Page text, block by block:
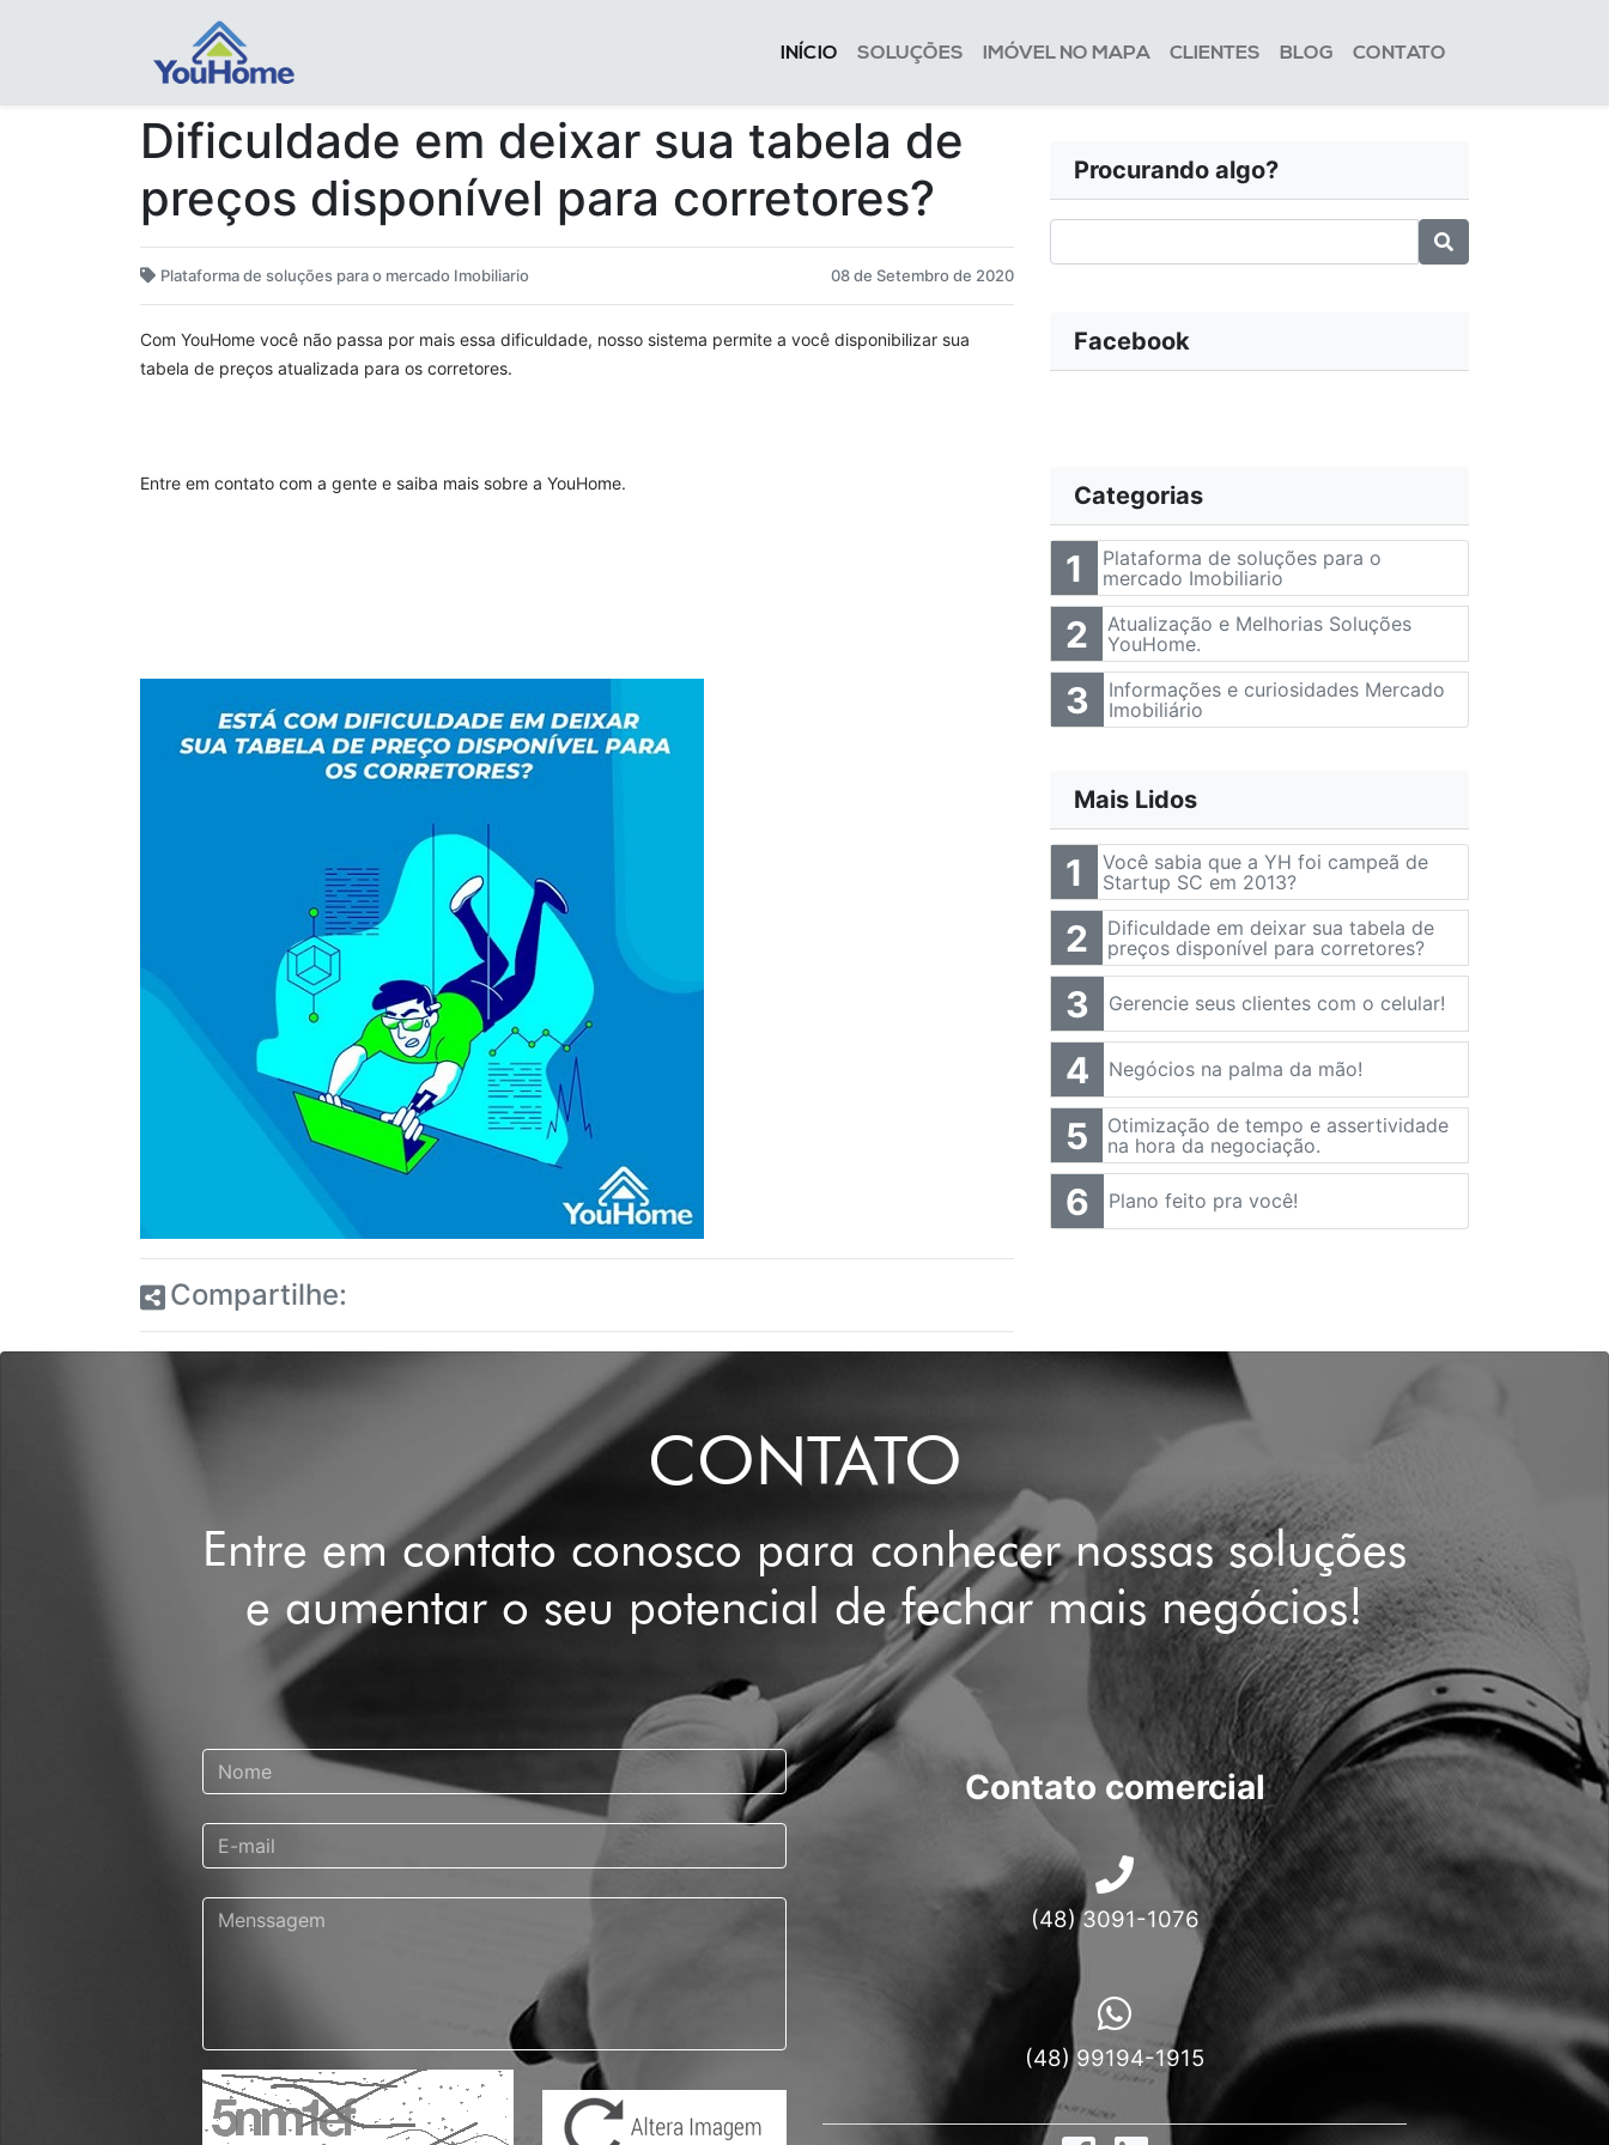
INÍCIO SOLUÇÕES IMÓVEL NO MAPA CLIENTES BLOG CONTATO
Dificuldade em deixar sua tabela de
preços disponível para corretores?
Plataforma de soluções para o mercado Imobiliario 08 de Setembro de 2020
Com YouHome você não passa por mais essa dificuldade, nosso sistema permite a você disponibilizar sua
tabela de preços atualizada para os corretores.
Entre em contato com a gente e saiba mais sobre a YouHome.
Compartilhe:
Procurando algo?
Facebook
Categorias
1
Plataforma de soluções para o
mercado Imobiliario
2
Atualização e Melhorias Soluções
YouHome.
3
Informações e curiosidades Mercado
Imobiliário
Mais Lidos
1
Você sabia que a YH foi campeã de
Startup SC em 2013?
2
Dificuldade em deixar sua tabela de
preços disponível para corretores?
3 Gerencie seus clientes com o celular!
4 Negócios na palma da mão!
5
Otimização de tempo e assertividade
na hora da negociação.
6 Plano feito pra você!
CONTATO
Entre em contato conosco para conhecer nossas soluções
e aumentar o seu potencial de fechar mais negócios!
Contato comercial
(48) 3091-1076
(48) 99194-1915